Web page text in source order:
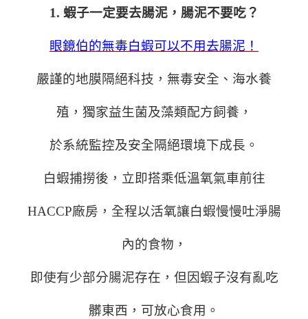
1. 蝦子一定要去腸泥，腸泥不要吃？
眼鏡伯的無毒白蝦可以不用去腸泥！
嚴謹的地膜隔絕科技，無毒安全、海水養
殖，獨家益生菌及藻類配方飼養，
於系統監控及安全隔絕環境下成長。
白蝦捕撈後，立即搭乘低溫氧氣車前往
HACCP廠房，全程以活氧讓白蝦慢慢吐淨腸
內的食物，
即使有少部分腸泥存在，但因蝦子沒有亂吃
髒東西，可放心食用。